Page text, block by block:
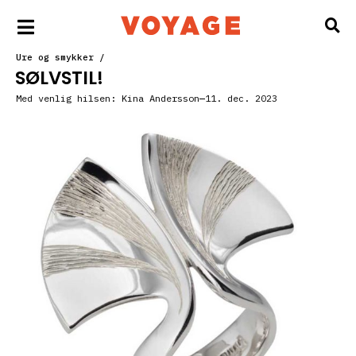
Ure og smykker /
SØLVSTIL!
Med venlig hilsen: Kina Andersson 11. dec. 2023